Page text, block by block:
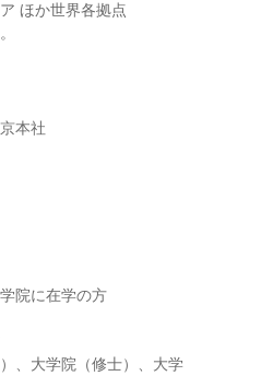
ほか世界各拠点
本社
院に在学の方
、大学院（修士）、大学